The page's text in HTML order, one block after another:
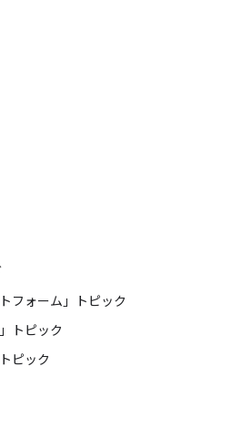
フォーム」トピック
トピック
ピック